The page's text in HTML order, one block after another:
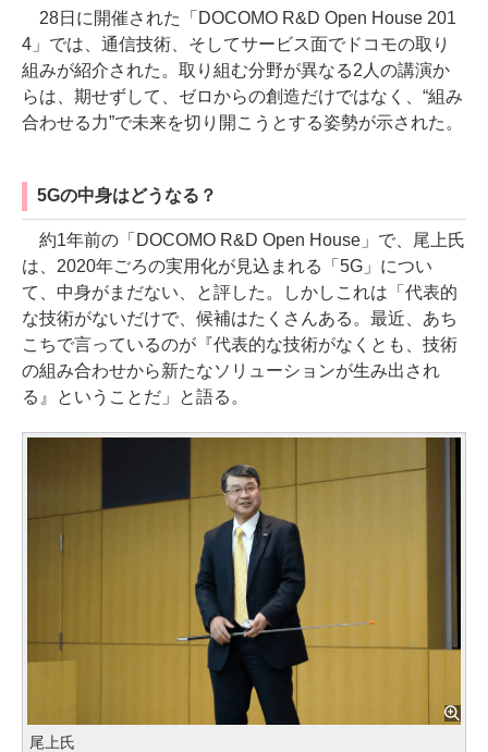
28日に開催された「DOCOMO R&D Open House 201
4」では、通信技術、そしてサービス面でドコモの取り
組みが紹介された。取り組む分野が異なる2人の講演か
らは、期せずして、ゼロからの創造だけではなく、“組み
合わせる力”で未来を切り開こうとする姿勢が示された。
5Gの中身はどうなる？
約1年前の「DOCOMO R&D Open House」で、尾上氏
は、2020年ごろの実用化が見込まれる「5G」につい
て、中身がまだない、と評した。しかしこれは「代表的
な技術がないだけで、候補はたくさんある。最近、あち
こちで言っているのが『代表的な技術がなくとも、技術
の組み合わせから新たなソリューションが生み出され
る』ということだ」と語る。
尾上氏